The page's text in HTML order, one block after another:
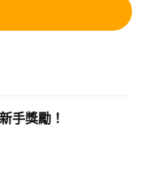
手獎勵！